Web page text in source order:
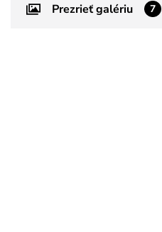
Prezrieť galériu 7